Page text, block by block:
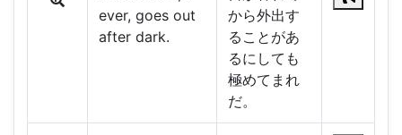
ever, goes out
after dark.
から外出す
ることがあ
るにしても
極めてまれ
だ。